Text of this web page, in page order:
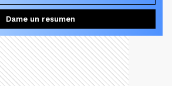
Dame un resumen